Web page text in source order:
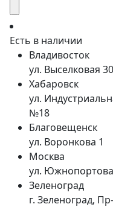
Есть в наличии
Владивосток
ул. Выселковая 30
Хабаровск
ул.
№18
Благовещенск
ул. Воронкова 1
Москва
ул.
Зеленоград
г. Зеленоград,